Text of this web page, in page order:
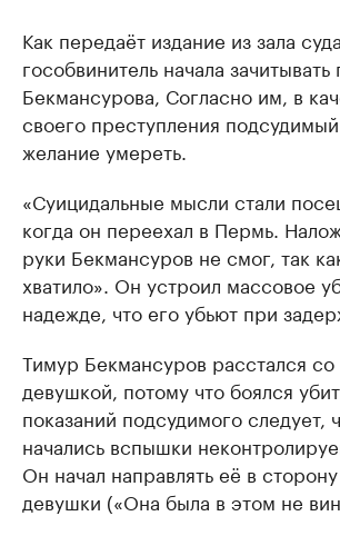
Как передаёт издание из зала
гособвинитель начала зачитывать
Бекмансурова, Согласно им, в
своего преступления подсудимый
желание умереть.
«Суицидальные мысли стали
когда он переехал в Пермь.
руки Бекмансуров не смог, так
хватило». Он устроил массовое
надежде, что его убьют при
Тимур Бекмансуров расстался со
девушкой, потому что боялся
показаний подсудимого следует,
начались вспышки
Он начал направлять её в
девушки («Она была в этом не